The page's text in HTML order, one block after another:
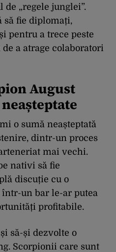
„regele junglei”.
să fie diplomați,
pentru a trece peste
a atrage colaboratori
August
o sumă neașteptată
dintr-un proces
mai vechi.
nativi să fie
discuție cu o
un bar le-ar putea
profitabile.
să-și dezvolte o
Scorpionii care sunt